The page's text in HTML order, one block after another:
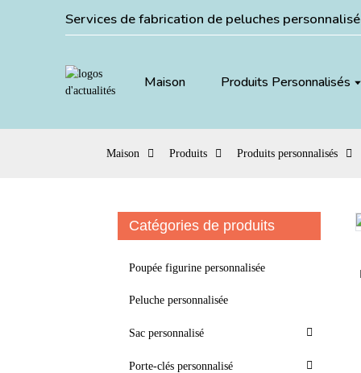
Services de fabrication de peluches
Maison Produits Personnalisés
Maison Produits Produits personnalisés
Catégories de produits
Poupée figurine personnalisée
Peluche personnalisée
Sac personnalisé
Porte-clés personnalisé
Loading...
Loading...